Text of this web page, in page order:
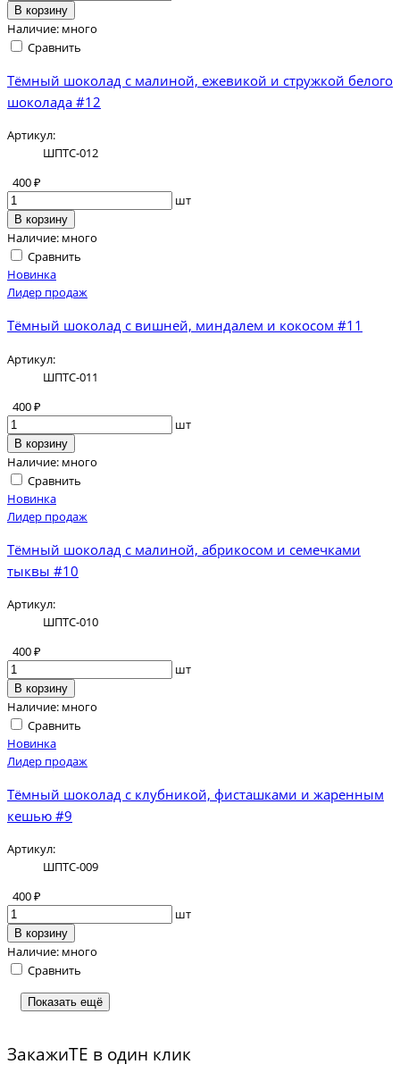
В корзину
Наличие: много
Сравнить
Тёмный шоколад с малиной, ежевикой и стружкой белого
шоколада #12
Артикул:
ШПТС-012
400 ₽
шт
В корзину
Наличие: много
Сравнить
Новинка
Лидер продаж
Тёмный шоколад с вишней, миндалем и кокосом #11
Артикул:
ШПТС-011
400 ₽
шт
В корзину
Наличие: много
Сравнить
Новинка
Лидер продаж
Тёмный шоколад с малиной, абрикосом и семечками
тыквы #10
Артикул:
ШПТС-010
400 ₽
шт
В корзину
Наличие: много
Сравнить
Новинка
Лидер продаж
Тёмный шоколад с клубникой, фисташками и жаренным
кешью #9
Артикул:
ШПТС-009
400 ₽
шт
В корзину
Наличие: много
Сравнить
Показать ещё
ЗакажиТЕ в один клик